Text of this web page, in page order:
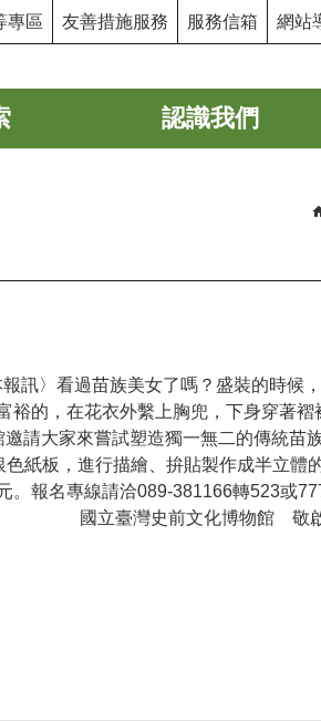
專區 友善措施服務 服務信箱 網站
認識我們
報訊〉看過苗族美女了嗎？盛裝的時候
的，在花衣外繫上胸兜，下身穿著
請大家來嘗試塑造獨一無二的傳統苗
紙板，進行描繪、拚貼製作成半立體
報名專線請洽089-381166轉523或
國立臺灣史前文化博物館 敬